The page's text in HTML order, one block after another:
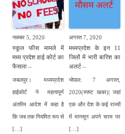
नवम्बर 5, 2020
स्कूल फीस मामले में
मध्य प्रदेश हाई कोर्ट का
फैसला –
जबलपुर। मध्यप्रदेश
हाईकोर्ट ने महत्वपूर्ण
अंतरिम आदेश में कहा है
कि जब तक नियमित रूप से
[…]
अगस्त 7, 2020
मध्यप्रदेश के इन 11
जिलों में भारी बारिश का
अलर्ट –
भोपाल: 7 अगस्त,
2020(स्पष्ट खबर)| जहां
एक और देश के कई राज्यों
में मानसून अपने चरम पर
[…]